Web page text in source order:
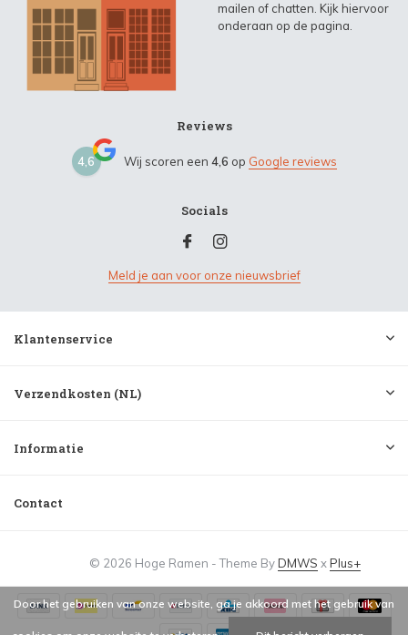
mailen of chatten. Kijk hiervoor
onderaan op de pagina.
Reviews
4,6 Wij scoren een 4,6 op Google reviews
Socials
Meld je aan voor onze nieuwsbrief
Klantenservice
Verzendkosten (NL)
Informatie
Contact
© 2026 Hoge Ramen - Theme ByDMWS xPlus+
Door het gebruiken van onze website, ga je akkoord met het gebruik van